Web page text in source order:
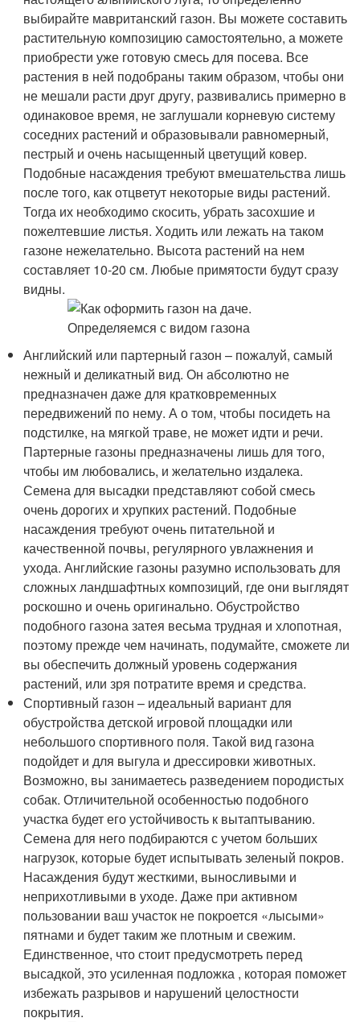
выбирайте мавританский газон. Вы можете составить
растительную композицию самостоятельно, а можете
приобрести уже готовую смесь для посева. Все
растения в ней подобраны таким образом, чтобы они
не мешали расти друг другу, развивались примерно в
одинаковое время, не заглушали корневую систему
соседних растений и образовывали равномерный,
пестрый и очень насыщенный цветущий ковер.
Подобные насаждения требуют вмешательства лишь
после того, как отцветут некоторые виды растений.
Тогда их необходимо скосить, убрать засохшие и
пожелтевшие листья. Ходить или лежать на таком
газоне нежелательно. Высота растений на нем
составляет 10-20 см. Любые примятости будут сразу
видны.
Английский или партерный газон – пожалуй, самый
нежный и деликатный вид. Он абсолютно не
предназначен даже для кратковременных
передвижений по нему. А о том, чтобы посидеть на
подстилке, на мягкой траве, не может идти и речи.
Партерные газоны предназначены лишь для того,
чтобы им любовались, и желательно издалека.
Семена для высадки представляют собой смесь
очень дорогих и хрупких растений. Подобные
насаждения требуют очень питательной и
качественной почвы, регулярного увлажнения и
ухода. Английские газоны разумно использовать для
сложных ландшафтных композиций, где они выглядят
роскошно и очень оригинально. Обустройство
подобного газона затея весьма трудная и хлопотная,
поэтому прежде чем начинать, подумайте, сможете ли
вы обеспечить должный уровень содержания
растений, или зря потратите время и средства.
Спортивный газон – идеальный вариант для
обустройства детской игровой площадки или
небольшого спортивного поля. Такой вид газона
подойдет и для выгула и дрессировки животных.
Возможно, вы занимаетесь разведением породистых
собак. Отличительной особенностью подобного
участка будет его устойчивость к вытаптыванию.
Семена для него подбираются с учетом больших
нагрузок, которые будет испытывать зеленый покров.
Насаждения будут жесткими, выносливыми и
неприхотливыми в уходе. Даже при активном
пользовании ваш участок не покроется «лысыми»
пятнами и будет таким же плотным и свежим.
Единственное, что стоит предусмотреть перед
высадкой, это усиленная подложка , которая поможет
избежать разрывов и нарушений целостности
покрытия.